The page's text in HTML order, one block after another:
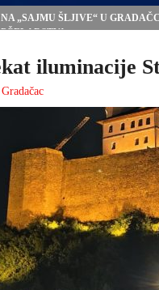
NA „SAJMU ŠLJIVE“ U
PČELARSTVA
iluminacije